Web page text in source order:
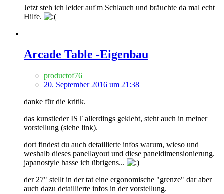
Jetzt steh ich leider auf'm Schlauch und bräuchte da mal echt
Hilfe.
Arcade Table -Eigenbau
productof76
20. September 2016 um 21:38
danke für die kritik.
das kunstleder IST allerdings geklebt, steht auch in meiner
vorstellung (siehe link).
dort findest du auch detaillierte infos warum, wieso und
weshalb dieses panellayout und diese paneldimensionierung.
japanostyle hasse ich übrigens...
der 27" stellt in der tat eine ergonomische "grenze" dar aber
auch dazu detaillierte infos in der vorstellung.